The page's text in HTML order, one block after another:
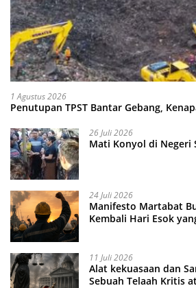
1 Agustus 2026
Penutupan TPST Bantar Gebang,
26 Juli 2026
Mati Konyol di Negeri
24 Juli 2026
Manifesto Martabat
Kembali Hari Esok
11 Juli 2026
Alat kekuasaan dan
Sebuah Telaah Kritis